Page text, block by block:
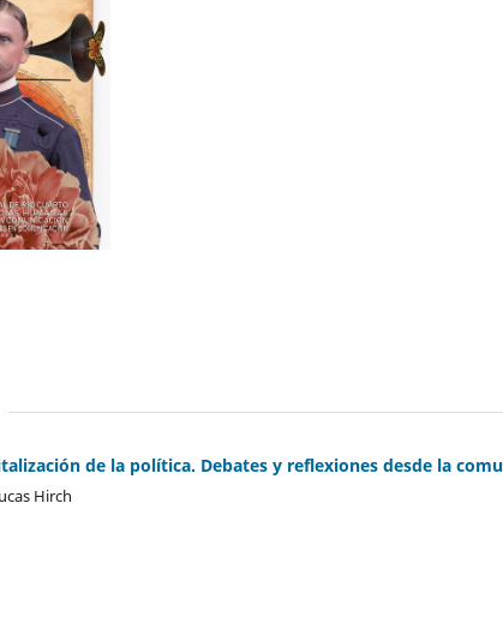
de la política. Debates y reflexiones desde la
Hirch